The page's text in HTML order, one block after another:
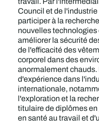
Council et de
participer à la
nouvelles
améliorer la sécurité
de l'efficacité des
corporel dans des
anormalement chauds.
d'expérience dans
internationale,
l'exploration et la
titulaire de diplômes
en santé au travail et